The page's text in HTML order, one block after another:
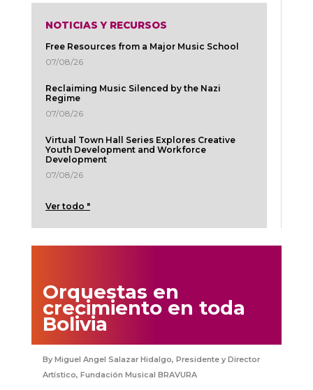
NOTICIAS Y RECURSOS
Free Resources from a Major Music School
07/08/26
Reclaiming Music Silenced by the Nazi
Regime
07/08/26
Virtual Town Hall Series Explores Creative
Youth Development and Workforce
Development
07/08/26
Ver todo "
Orquestas en
crecimiento en toda
Bolivia
Miguel Angel Salazar Hidalgo, Presidente y Director
Artístico, Fundación Musical BRAVURA